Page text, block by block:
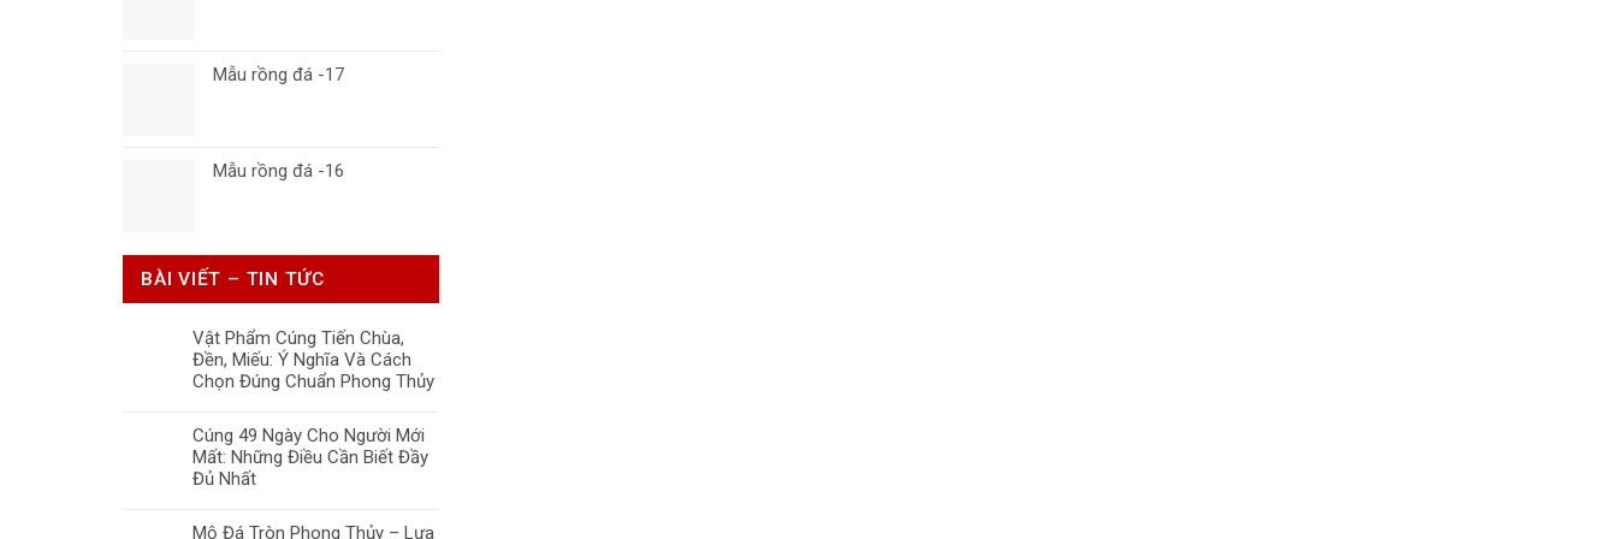
Mẫu rồng đá -17
Mẫu rồng đá -16
BÀI VIẾT – TIN TỨC
Vật Phẩm Cúng Tiến Chùa,
Đền, Miếu: Ý Nghĩa Và Cách
Chọn Đúng Chuẩn Phong Thủy
Cúng 49 Ngày Cho Người Mới
Mất: Những Điều Cần Biết Đầy
Đủ Nhất
Mộ Đá Tròn Phong Thủy – Lựa